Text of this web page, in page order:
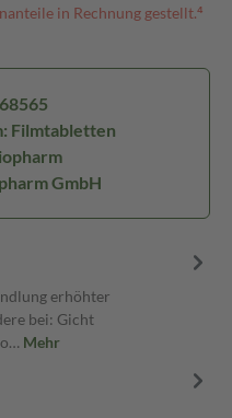
in Rechnung gestellt.⁴
Filmtabletten
GmbH
erhöhter
bei: Gicht
Mehr